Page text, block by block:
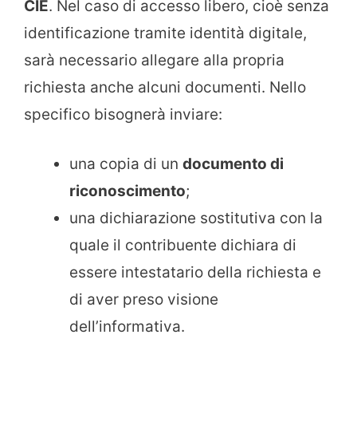
CIE. Nel caso di accesso libero, cioè senza
identificazione tramite identità digitale,
sarà necessario allegare alla propria
richiesta anche alcuni documenti. Nello
specifico bisognerà inviare:
una copia di un documento di
riconoscimento;
una dichiarazione sostitutiva con la
quale il contribuente dichiara di
essere intestatario della richiesta e
di aver preso visione
dell’informativa.